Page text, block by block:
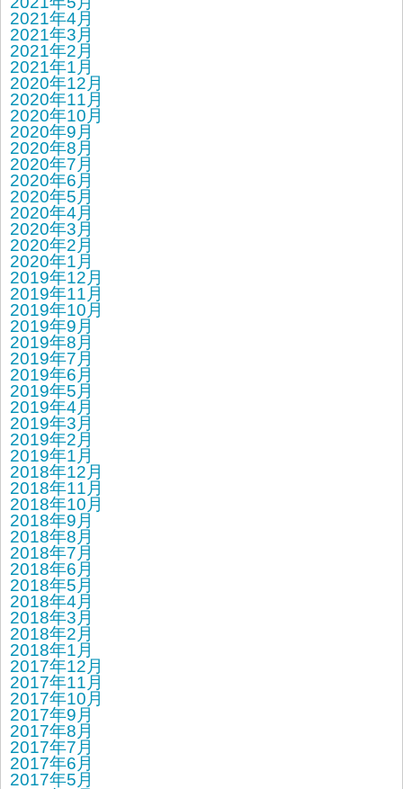
2021年4月
2021年3月
2021年2月
2021年1月
2020年12月
2020年11月
2020年10月
2020年9月
2020年8月
2020年7月
2020年6月
2020年5月
2020年4月
2020年3月
2020年2月
2020年1月
2019年12月
2019年11月
2019年10月
2019年9月
2019年8月
2019年7月
2019年6月
2019年5月
2019年4月
2019年3月
2019年2月
2019年1月
2018年12月
2018年11月
2018年10月
2018年9月
2018年8月
2018年7月
2018年6月
2018年5月
2018年4月
2018年3月
2018年2月
2018年1月
2017年12月
2017年11月
2017年10月
2017年9月
2017年8月
2017年7月
2017年6月
2017年5月